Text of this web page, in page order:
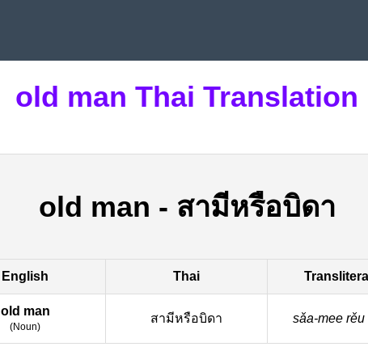
old man Thai Translation
old man - สามีหรือบิดา
English Thai
old man
(Noun)
สามีหรือบิดา sǎa-mee rěu